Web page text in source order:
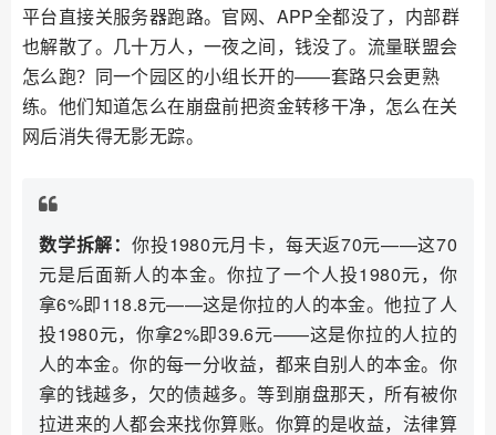
平台直接关服务器跑路。官网、APP全都没了，内部群
也解散了。几十万人，一夜之间，钱没了。流量联盟会
怎么跑？同一个园区的小组长开的——套路只会更熟
练。他们知道怎么在崩盘前把资金转移干净，怎么在关
网后消失得无影无踪。
数学拆解： 你投1980元月卡，每天返70元——这70
元是后面新人的本金。你拉了一个人投1980元，你
拿6%即118.8元——这是你拉的人的本金。他拉了人
投1980元，你拿2%即39.6元——这是你拉的人拉的
人的本金。你的每一分收益，都来自别人的本金。你
拿的钱越多，欠的债越多。等到崩盘那天，所有被你
拉进来的人都会来找你算账。你算的是收益，法律算